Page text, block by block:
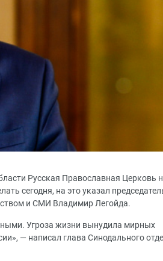
Русская Православная Церковь
сегодня, на это указал
и СМИ Владимир Легойда.
Угроза жизни вынудила мирных
— написал глава Синодального